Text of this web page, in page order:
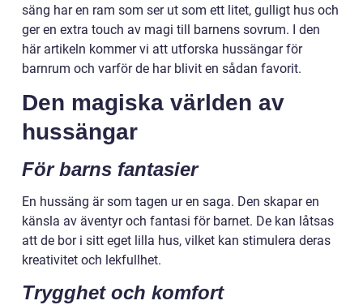
säng har en ram som ser ut som ett litet, gulligt hus och
ger en extra touch av magi till barnens sovrum. I den
här artikeln kommer vi att utforska hussängar för
barnrum och varför de har blivit en sådan favorit.
Den magiska världen av
hussängar
För barns fantasier
En hussäng är som tagen ur en saga. Den skapar en
känsla av äventyr och fantasi för barnet. De kan låtsas
att de bor i sitt eget lilla hus, vilket kan stimulera deras
kreativitet och lekfullhet.
Trygghet och komfort